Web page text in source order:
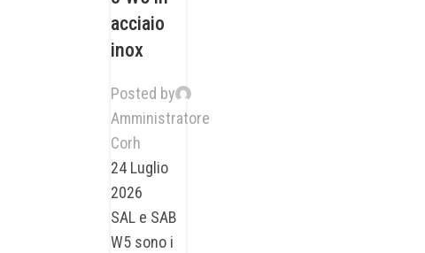
acciaio
inox
Posted by
Amministratore
Corh
24 Luglio
2026
SAL e SAB
W5 sono i